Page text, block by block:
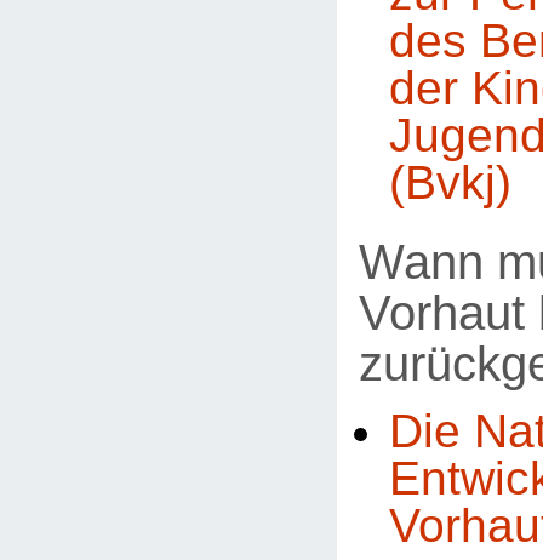
des
der
(Bvkj)
Wann
Vorhaut
Die